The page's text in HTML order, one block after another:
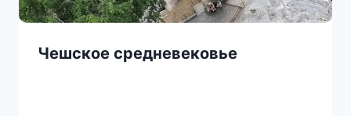
Чешское средневековье